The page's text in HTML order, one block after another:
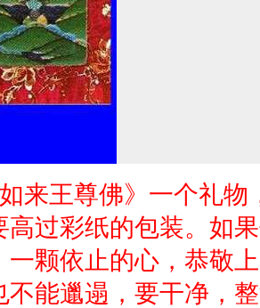
来王尊佛》一个礼物
过彩纸的包装。如
颗依止的心，恭敬
能邋遢，要干净，整